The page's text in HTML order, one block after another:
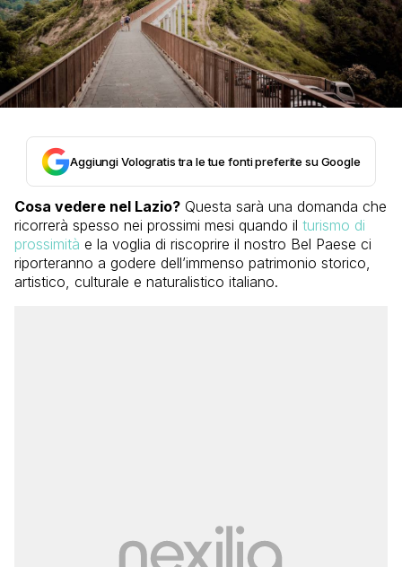
Aggiungi Vologratis tra le tue fonti preferite su Google
Cosa vedere nel Lazio? Questa sarà una domanda che
ricorrerà spesso nei prossimi mesi quando il turismo di
prossimità e la voglia di riscoprire il nostro Bel Paese ci
riporteranno a godere dell’immenso patrimonio storico,
artistico, culturale e naturalistico italiano.